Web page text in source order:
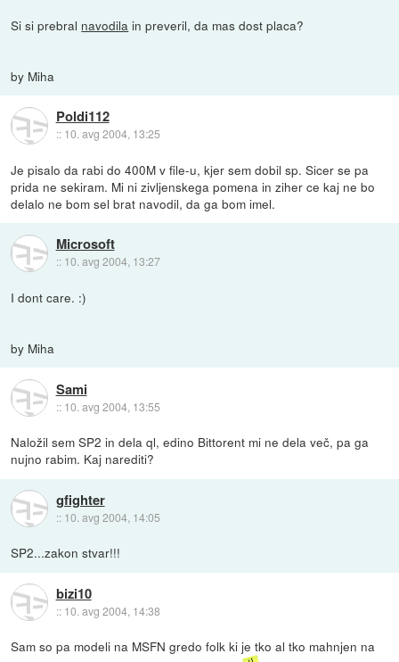
Si si prebral navodila in preveril, da mas dost placa?
by Miha
Poldi112
:: 10. avg 2004, 13:25
Je pisalo da rabi do 400M v file-u, kjer sem dobil sp. Sicer se pa
prida ne sekiram. Mi ni zivljenskega pomena in ziher ce kaj ne bo
delalo ne bom sel brat navodil, da ga bom imel.
Microsoft
:: 10. avg 2004, 13:27
I dont care. :)
by Miha
Sami
:: 10. avg 2004, 13:55
Naložil sem SP2 in dela ql, edino Bittorent mi ne dela več, pa ga
nujno rabim. Kaj narediti?
gfighter
:: 10. avg 2004, 14:05
SP2...zakon stvar!!!
bizi10
:: 10. avg 2004, 14:38
Sam so pa modeli na MSFN gredo folk ki je tko al tko mahnjen na